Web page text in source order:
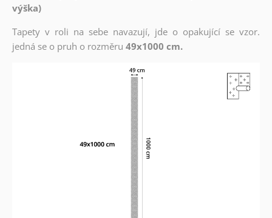
výška)
Tapety v roli na sebe navazují, jde o opakující se vzor.
jedná se o pruh o rozměru 49x1000 cm.